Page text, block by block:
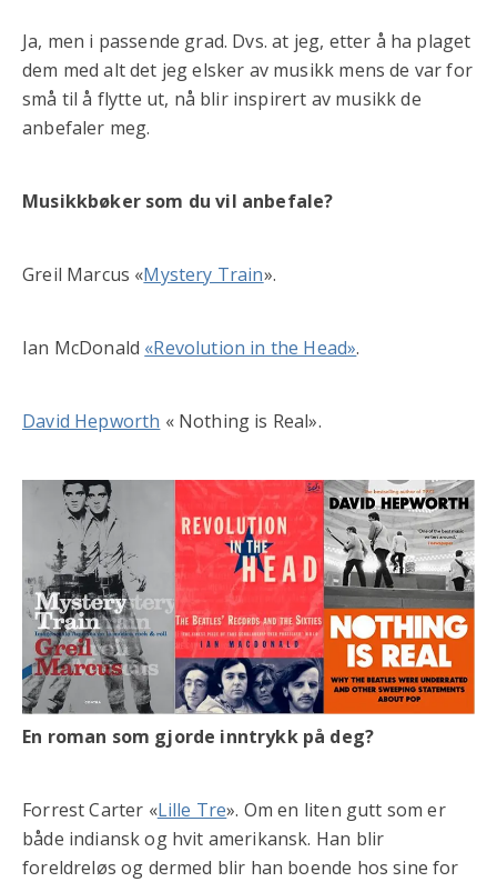
Ja, men i passende grad. Dvs. at jeg, etter å ha plaget
dem med alt det jeg elsker av musikk mens de var for
små til å flytte ut, nå blir inspirert av musikk de
anbefaler meg.
Musikkbøker som du vil anbefale?
Greil Marcus «Mystery Train».
Ian McDonald «Revolution in the Head».
David Hepworth « Nothing is Real».
En roman som gjorde inntrykk på deg?
Forrest Carter «Lille Tre». Om en liten gutt som er
både indiansk og hvit amerikansk. Han blir
foreldreløs og dermed blir han boende hos sine for